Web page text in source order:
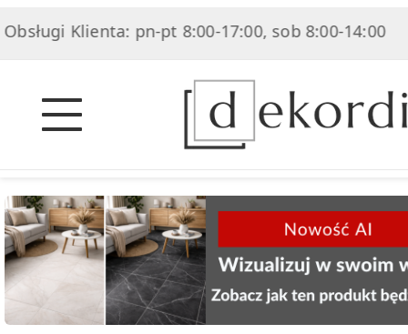
Klienta: pn-pt 8:00-17:00, sob 8:00-14:00 |